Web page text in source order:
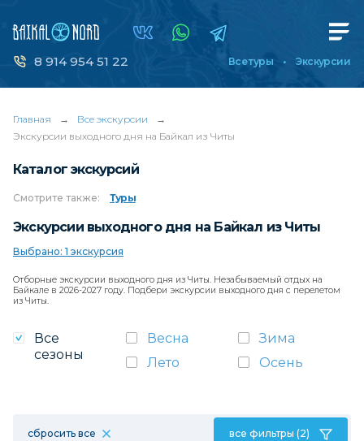
8 914 954 51 22 Все туры Экскурсии
Главная → Все экскурсии
→
Экскурсии выходного дня на Байкал из Читы
Каталог экскурсий
Смотрите также: Туры
Экскурсии выходного дня на Байкал из Читы
Выбрано: 1 экскурсия
Отборные экскурсии выходного дня из Читы. Незабываемый отдых на
Байкале в 2026-2027 году. Подбери экскурсии выходного дня с перелетом
из Читы.
Все
сезоны
Весна
Зима
Лето
Осень
сбросить все все фильтры (2)